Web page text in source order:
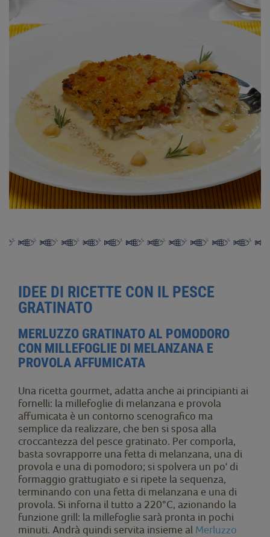
IDEE DI RICETTE CON IL PESCE
GRATINATO
MERLUZZO GRATINATO AL POMODORO
CON MILLEFOGLIE DI MELANZANA E
PROVOLA AFFUMICATA
Una ricetta gourmet, adatta anche ai principianti ai
fornelli: la millefoglie di melanzana e provola
affumicata è un contorno scenografico ma
semplice da realizzare, che ben si sposa alla
croccantezza del pesce gratinato. Per comporla,
basta sovrapporre una fetta di melanzana, una di
provola e una di pomodoro; si spolvera un po' di
formaggio grattugiato e si ripete la sequenza,
terminando con una fetta di melanzana e una di
provola. Si inforna il tutto a 220°C, azionando la
funzione grill: la millefoglie sarà pronta in pochi
minuti. Andrà quindi servita insieme al Merluzzo